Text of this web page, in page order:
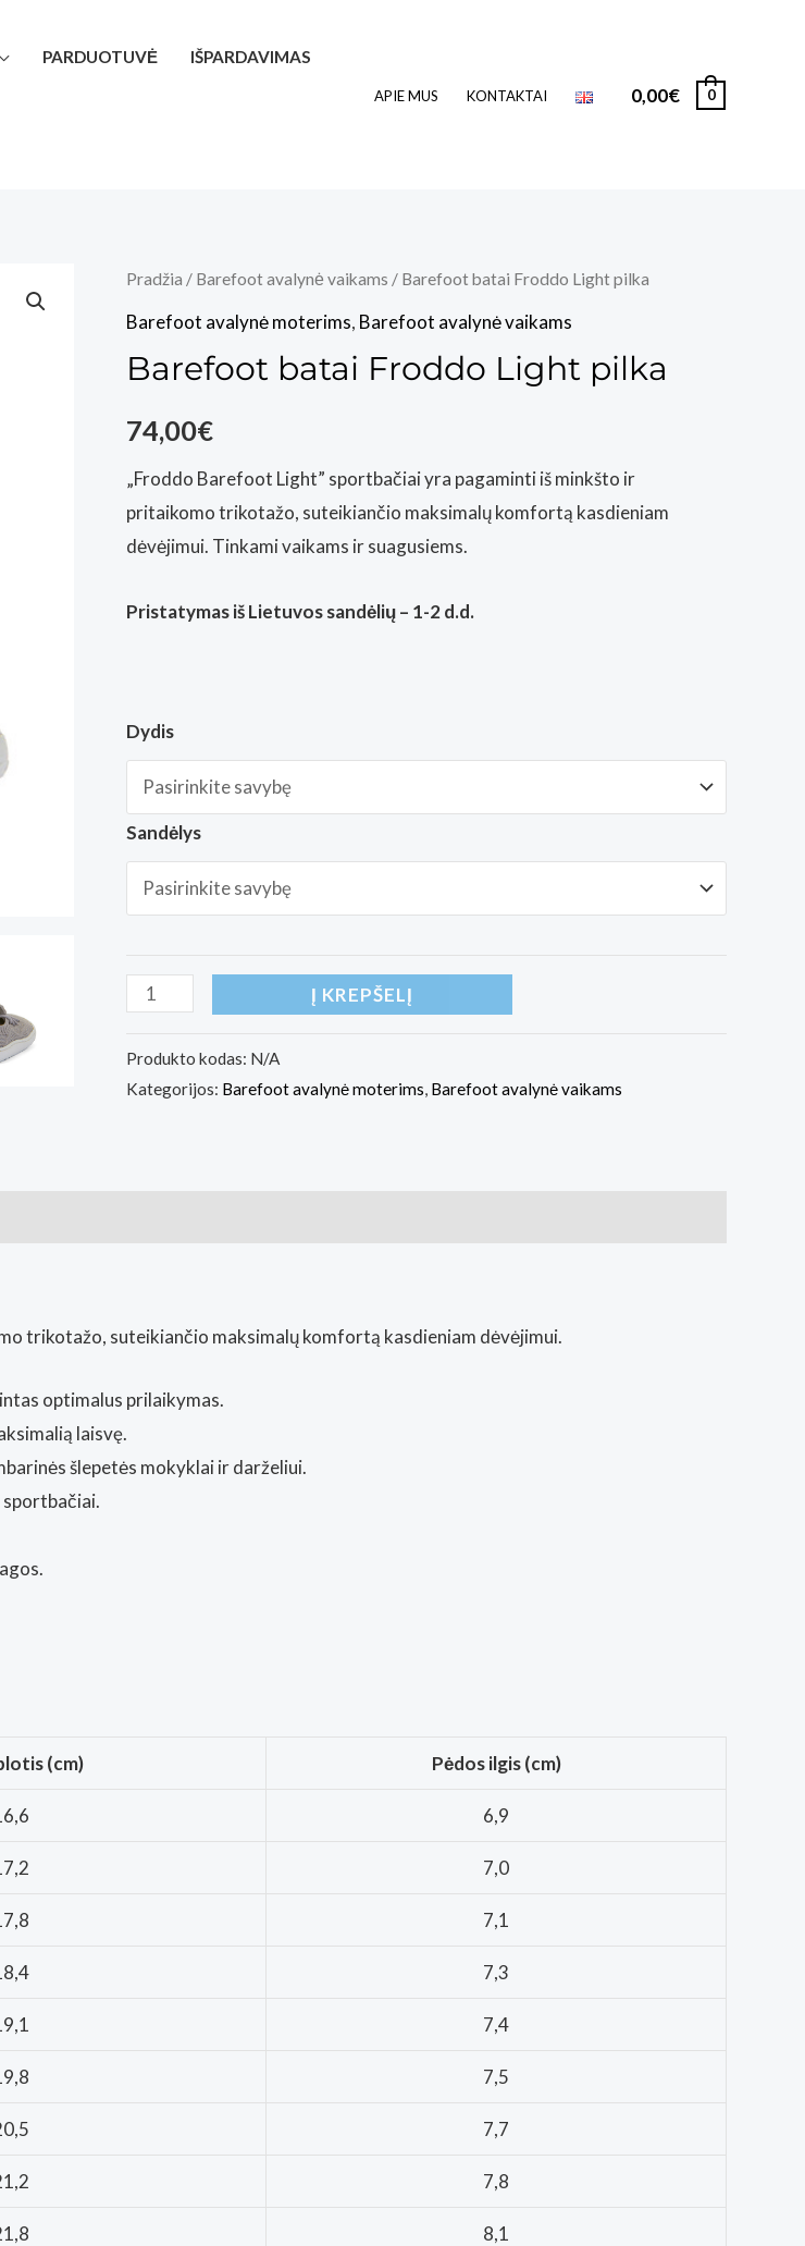
PARDUOTUVĖ IŠPARDAVIMAS
APIE MUS KONTAKTAI 0,00€ 0
Pradžia / Barefoot avalynė vaikams / Barefoot batai Froddo Light pilka
Barefoot avalynė moterims, Barefoot avalynė vaikams
Barefoot batai Froddo Light pilka
74,00€
„Froddo Barefoot Light” sportbačiai yra pagaminti iš minkšto ir
pritaikomo trikotažo, suteikiančio maksimalų komfortą kasdieniam
dėvėjimui. Tinkami vaikams ir suagusiems.
Pristatymas iš Lietuvos sandėlių – 1-2 d.d.
Dydis
Sandėlys
produkto
Barefoot
batai
Į KREPŠELĮ
Produkto kodas: N/A
Kategorijos: Barefoot avalynė moterims, Barefoot avalynė vaikams
trikotažo, suteikiančio maksimalų komfortą kasdieniam dėvėjimui.
optimalus prilaikymas.
laisvę.
šlepetės mokyklai ir darželiui.
sportbačiai.
(cm) Pėdos ilgis (cm)
6,9
7,0
7,1
7,3
7,4
7,5
7,7
7,8
8,1